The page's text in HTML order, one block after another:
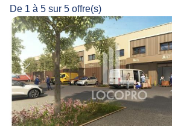
De 1 à 5 sur 5 offre(s)
Previous